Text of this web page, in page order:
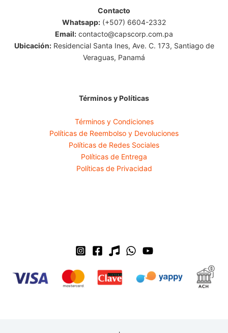
Contacto
Whatsapp: (+507) 6604-2332
Email: contacto@capscorp.com.pa
Ubicación:Residencial Santa Ines, Ave. C. 173, Santiago de
Veraguas, Panamá
Términos y Políticas
Términos y Condiciones
Políticas de Reembolso y Devoluciones
Políticas de Redes Sociales
Políticas de Entrega
Políticas de Privacidad